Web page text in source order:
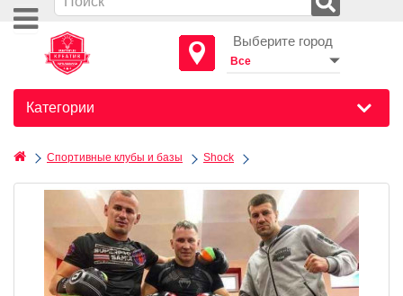
Выберите город
Категории
Спортивные клубы и базы Shock